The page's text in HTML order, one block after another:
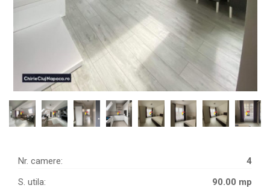
Nr. camere:
4
S. utila:
90.00 mp